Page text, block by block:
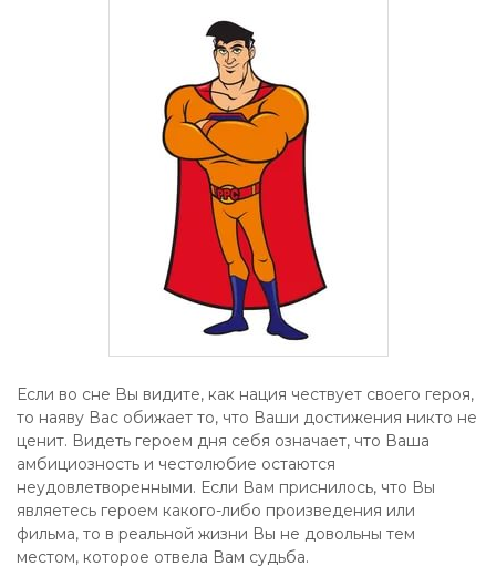
Если во сне Вы видите, как нация чествует своего героя,
то наяву Вас обижает то, что Ваши достижения никто не
ценит. Видеть героем дня себя означает, что Ваша
амбициозность и честолюбие остаются
неудовлетворенными. Если Вам приснилось, что Вы
являетесь героем какого-либо произведения или
фильма, то в реальной жизни Вы не довольны тем
местом, которое отвела Вам судьба.